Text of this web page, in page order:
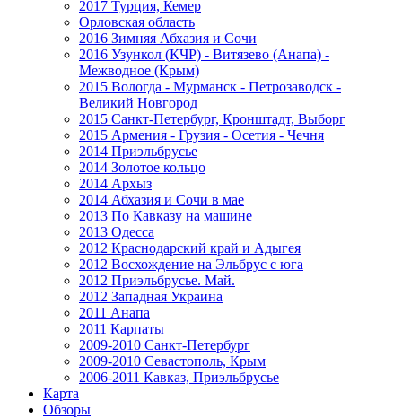
2017 Турция, Кемер
Орловская область
2016 Зимняя Абхазия и Сочи
2016 Узункол (КЧР) - Витязево (Анапа) -
Межводное (Крым)
2015 Вологда - Мурманск - Петрозаводск -
Великий Новгород
2015 Санкт-Петербург, Кронштадт, Выборг
2015 Армения - Грузия - Осетия - Чечня
2014 Приэльбрусье
2014 Золотое кольцо
2014 Архыз
2014 Абхазия и Сочи в мае
2013 По Кавказу на машине
2013 Одесса
2012 Краснодарский край и Адыгея
2012 Восхождение на Эльбрус с юга
2012 Приэльбрусье. Май.
2012 Западная Украина
2011 Анапа
2011 Карпаты
2009-2010 Санкт-Петербург
2009-2010 Севастополь, Крым
2006-2011 Кавказ, Приэльбрусье
Карта
Обзоры